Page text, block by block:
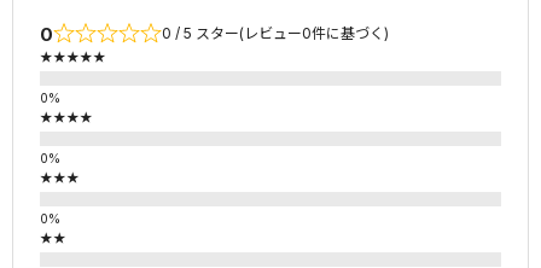
0 0 / 5 スター(レビュー0件に基づく)
★★★★★
★★★★
★★★
★★